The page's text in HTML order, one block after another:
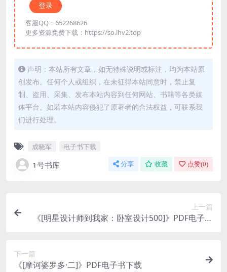
登录
客服QQ：652268626
更多资源免费下载：https://so.lhv2.top
声明：本站所有文章，如无特殊说明或标注，均为本站原
创发布。任何个人或组织，在未征得本站同意时，禁止复
制、盗用、采集、发布本站内容到任何网站、书籍等各类媒
体平台。如若本站内容侵犯了原著者的合法权益，可联系我
们进行处理。
成晓军 电子书下载
1号书库 分享 收藏 点赞(0)
上一篇
《[明星设计师到我家：卧室设计500]》PDF电子书
下一篇
《[摩诃婆罗多·二]》PDF电子书下载